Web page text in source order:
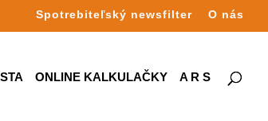
Spotrebiteľský newsfilter O nás
ONLINE KALKULAČKY A R S